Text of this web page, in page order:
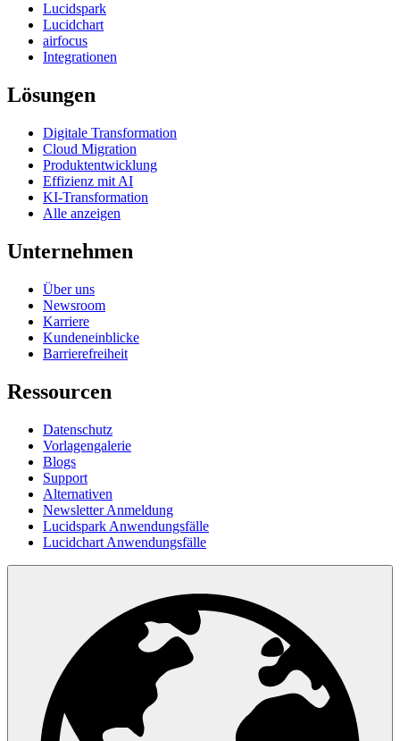
Lucidspark
Lucidchart
airfocus
Integrationen
Lösungen
Digitale Transformation
Cloud Migration
Produktentwicklung
Effizienz mit AI
KI-Transformation
Alle anzeigen
Unternehmen
Über uns
Newsroom
Karriere
Kundeneinblicke
Barrierefreiheit
Ressourcen
Datenschutz
Vorlagengalerie
Blogs
Support
Alternativen
Newsletter Anmeldung
Lucidspark Anwendungsfälle
Lucidchart Anwendungsfälle